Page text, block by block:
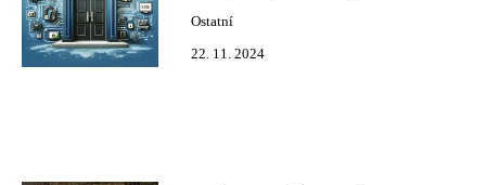
Ostatní
22. 11. 2024